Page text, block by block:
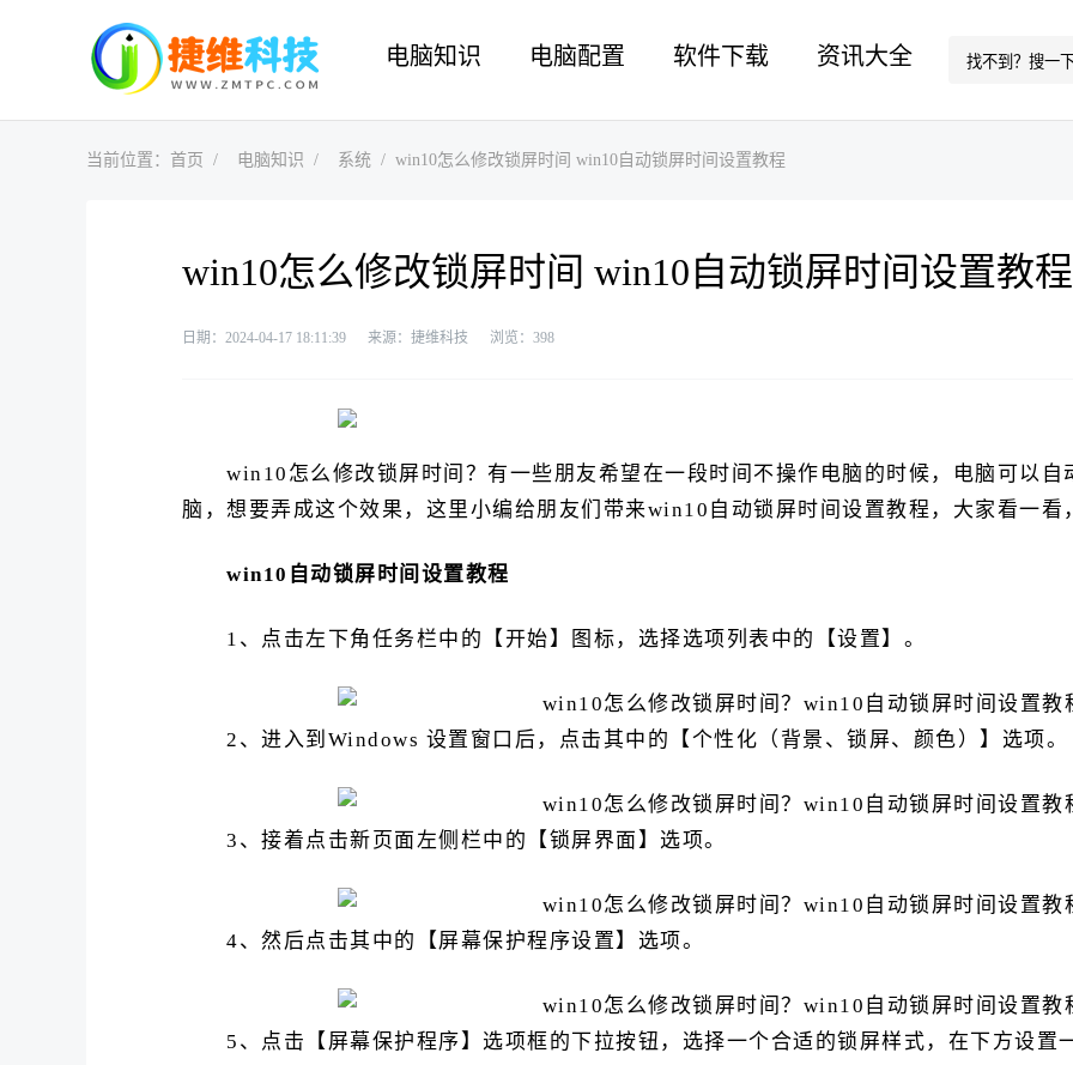
电脑知识 电脑配置 软件下载 资讯大全
当前位置： 首页 电脑知识 系统 win10怎么修改锁屏时间 win10自动锁屏时间设置教程
win10怎么修改锁屏时间 win10自动锁屏时间设置教程
日期：2024-04-17 18:11:39 来源：捷维科技 浏览： 398
win10怎么修改锁屏时间？有一些朋友希望在一段时间不操作电脑的时候，电脑可以自
脑，想要弄成这个效果，这里小编给朋友们带来win10自动锁屏时间设置教程，大家看一看
win10自动锁屏时间设置教程
1、点击左下角任务栏中的【开始】图标，选择选项列表中的【设置】。
2、进入到Windows 设置窗口后，点击其中的【个性化（背景、锁屏、颜色）】选项。
3、接着点击新页面左侧栏中的【锁屏界面】选项。
4、然后点击其中的【屏幕保护程序设置】选项。
5、点击【屏幕保护程序】选项框的下拉按钮，选择一个合适的锁屏样式，在下方设置